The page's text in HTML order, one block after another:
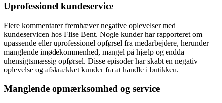
Uprofessionel kundeservice
Flere kommentarer fremhæver negative oplevelser med
kundeservicen hos Flise Bent. Nogle kunder har rapporteret om
upassende eller uprofessionel opførsel fra medarbejdere, herunder
manglende imødekommenhed, mangel på hjælp og endda
uhensigtsmæssig opførsel. Disse episoder har skabt en negativ
oplevelse og afskrækket kunder fra at handle i butikken.
Manglende opmærksomhed og service